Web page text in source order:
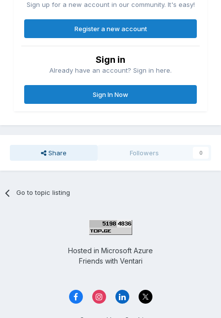
Sign up for a new account in our community. It's easy!
Register a new account
Sign in
Already have an account? Sign in here.
Sign In Now
Share Followers 0
Go to topic listing
Hosted in Microsoft Azure
Friends with Ventari